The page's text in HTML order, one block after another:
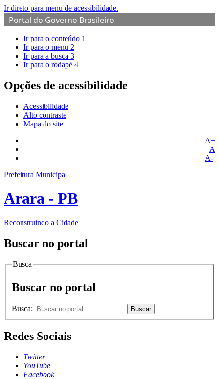
Ir direto para menu de acessibilidade.
Portal do Governo Brasileiro
Ir para o conteúdo 1
Ir para o menu 2
Ir para a busca 3
Ir para o rodapé 4
Opções de acessibilidade
Acessibilidade
Alto contraste
Mapa do site
A+
A
A-
Prefeitura Municipal
Arara - PB
Reconstruindo a Cidade
Buscar no portal
Busca
Buscar no portal
Busca: Buscar
Redes Sociais
Twitter
YouTube
Facebook